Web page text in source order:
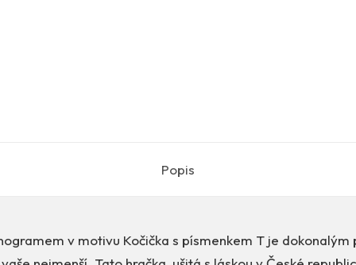
Popis
v motivu Kočička s písmenkem T je dokonalým